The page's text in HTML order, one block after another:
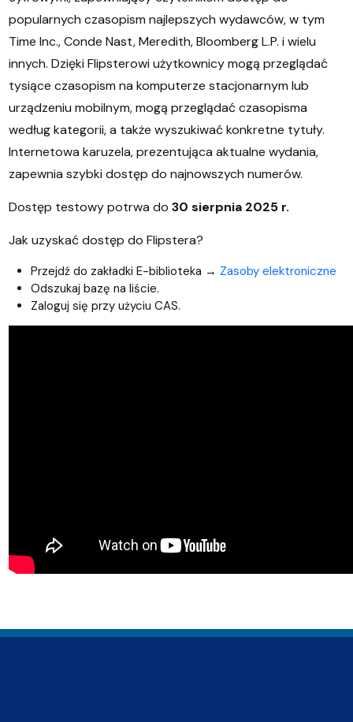
popularnych czasopism najlepszych wydawców, w tym
Time Inc., Conde Nast, Meredith, Bloomberg L.P. i wielu
innych. Dzięki Flipsterowi użytkownicy mogą przeglądać
tysiące czasopism na komputerze stacjonarnym lub
urządzeniu mobilnym, mogą przeglądać czasopisma
według kategorii, a także wyszukiwać konkretne tytuły.
Internetowa karuzela, prezentująca aktualne wydania,
zapewnia szybki dostęp do najnowszych numerów.
Dostęp testowy potrwa do 30 sierpnia 2025 r.
Jak uzyskać dostęp do Flipstera?
Przejdź do zakładki E-biblioteka → Zasoby elektroniczne
Odszukaj bazę na liście.
Zaloguj się przy użyciu CAS.